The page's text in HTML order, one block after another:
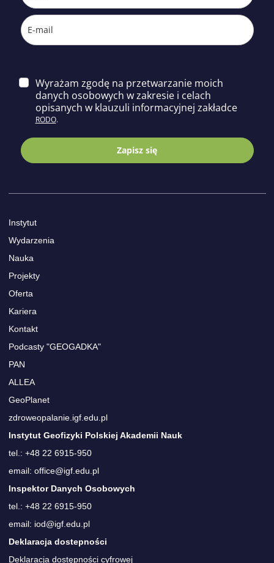
Wyrażam zgodę na przetwarzanie moich
danych osobowych w zakresie i celach
opisanych w klauzuli informacyjnej zakładce
RODO.
Zapisz się
Instytut
Wydarzenia
Nauka
Projekty
Oferta
Kariera
Kontakt
Podcasty "GEOGADKA"
PAN
ALLEA
GeoPlanet
zdroweopalanie.igf.edu.pl
Instytut Geofizyki Polskiej Akademii Nauk
tel.: +48 22 6915-950
email: office@igf.edu.pl
Inspektor Danych Osobowych
tel.: +48 22 6915-950
email: iod@igf.edu.pl
Deklaracja dostepności
Deklaracja dostępności cyfrowej